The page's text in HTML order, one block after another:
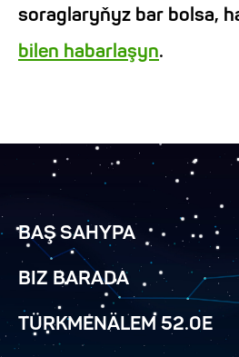
soraglaryňyz bar bolsa,
bilen habarlaşyn.
BAŞ SAHYPA
BIZ BARADA
TÜRKMENÄLEM 52.0E